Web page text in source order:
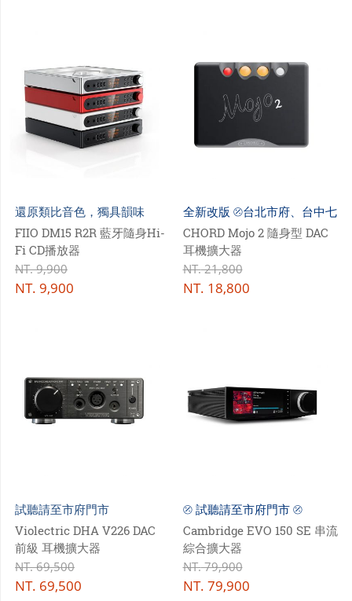
還原類比音色，獨具韻味
FIIO DM15 R2R 藍牙隨身Hi-
Fi CD播放器
NT.9,900
NT. 9,900
全新改版 ⦼台北市府、台中七
期試聽
CHORD Mojo 2 隨身型 DAC
耳機擴大器
NT.21,800
NT. 18,800
試聽請至市府門市
Violectric DHA V226 DAC
前級 耳機擴大器
NT.69,500
NT. 69,500
⦼ 試聽請至市府門市 ⦼
Cambridge EVO 150 SE 串流
綜合擴大器
NT.79,900
NT. 79,900